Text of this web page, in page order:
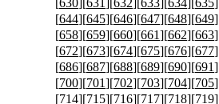
[644][645][646][647][648][649
[658][659][660][661][662][663
[672][673][674][675][676][677
[686][687][688][689][690][691
[700][701][702][703][704][705
[714][715][716][717][718][719